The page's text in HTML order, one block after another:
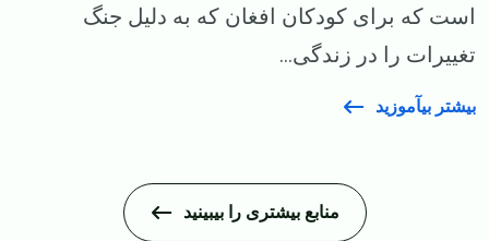
است که برای کودکان افغان که به دلیل جنگ
تغییرات را در زندگی...
بیشتر بیآموزید
منابع بیشتری را بیبینید